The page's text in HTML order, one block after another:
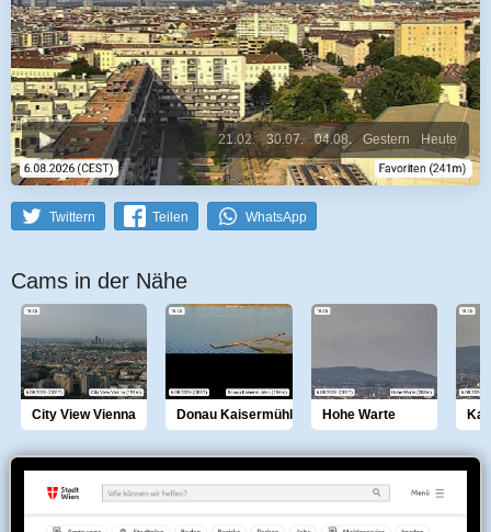
Heute
Gestern
04.08.
30.07.
21.02.
Twittern Teilen WhatsApp
Cams in der Nähe
City View Vienna Donau Kaisermühlen Hohe Warte